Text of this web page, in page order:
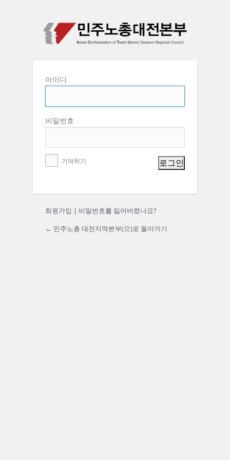
비밀번호
기억하기
회원가입 | 비밀번호를 잃어버렸나요?
← 민주노총 대전지역본부(으)로 돌아가기